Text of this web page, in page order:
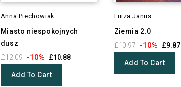
Anna Piechowiak
Miasto niespokojnych
dusz
£12.09 -10% £10.88
Add To Cart
Luiza Janus
Ziemia 2.0
£10.97 -10% £9.87
Add To Cart